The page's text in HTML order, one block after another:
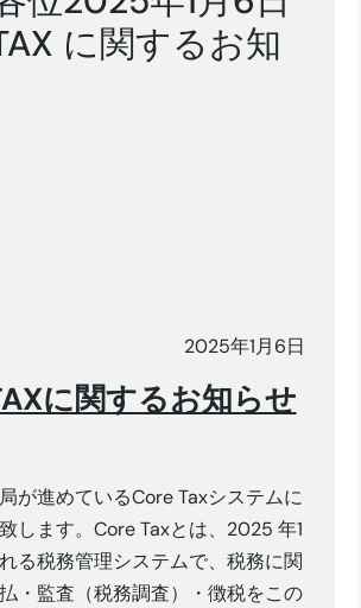
に関するお知
2025年1月6日
に関するお知らせ
が進めているCore Taxシステムに
します。Core Taxとは、2025 年1
る税務管理システムで、税務に関
・監査（税務調査）・徴税をこの